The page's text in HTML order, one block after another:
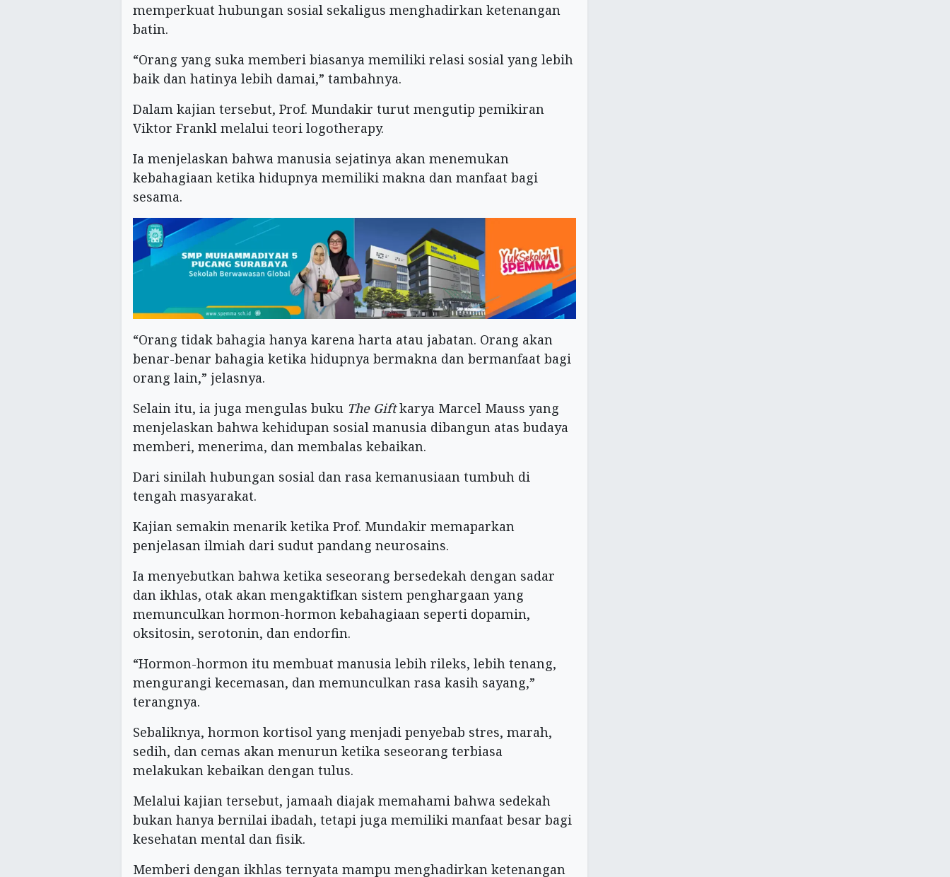
memperkuat hubungan sosial sekaligus menghadirkan ketenangan
batin.
“Orang yang suka memberi biasanya memiliki relasi sosial yang lebih
baik dan hatinya lebih damai,” tambahnya.
Dalam kajian tersebut, Prof. Mundakir turut mengutip pemikiran
Viktor Frankl melalui teori logotherapy.
Ia menjelaskan bahwa manusia sejatinya akan menemukan
kebahagiaan ketika hidupnya memiliki makna dan manfaat bagi
sesama.
“Orang tidak bahagia hanya karena harta atau jabatan. Orang akan
benar-benar bahagia ketika hidupnya bermakna dan bermanfaat bagi
orang lain,” jelasnya.
Selain itu, ia juga mengulas buku The Giftkarya Marcel Mauss yang
menjelaskan bahwa kehidupan sosial manusia dibangun atas budaya
memberi, menerima, dan membalas kebaikan.
Dari sinilah hubungan sosial dan rasa kemanusiaan tumbuh di
tengah masyarakat.
Kajian semakin menarik ketika Prof. Mundakir memaparkan
penjelasan ilmiah dari sudut pandang neurosains.
Ia menyebutkan bahwa ketika seseorang bersedekah dengan sadar
dan ikhlas, otak akan mengaktifkan sistem penghargaan yang
memunculkan hormon-hormon kebahagiaan seperti dopamin,
oksitosin, serotonin, dan endorfin.
“Hormon-hormon itu membuat manusia lebih rileks, lebih tenang,
mengurangi kecemasan, dan memunculkan rasa kasih sayang,”
terangnya.
Sebaliknya, hormon kortisol yang menjadi penyebab stres, marah,
sedih, dan cemas akan menurun ketika seseorang terbiasa
melakukan kebaikan dengan tulus.
Melalui kajian tersebut, jamaah diajak memahami bahwa sedekah
bukan hanya bernilai ibadah, tetapi juga memiliki manfaat besar bagi
kesehatan mental dan fisik.
Memberi dengan ikhlas ternyata mampu menghadirkan ketenangan